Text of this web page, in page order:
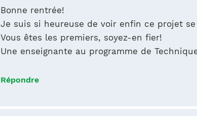
Bonne rentrée!
Je suis si heureuse de voir enfin ce projet
Vous êtes les premiers, soyez-en fier!
Une enseignante au programme de
Répondre